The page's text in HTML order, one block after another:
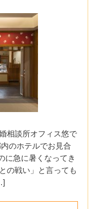
相談所オフィス悠で
のホテルでお見合
に急に暑くなってき
の戦い」と言っても